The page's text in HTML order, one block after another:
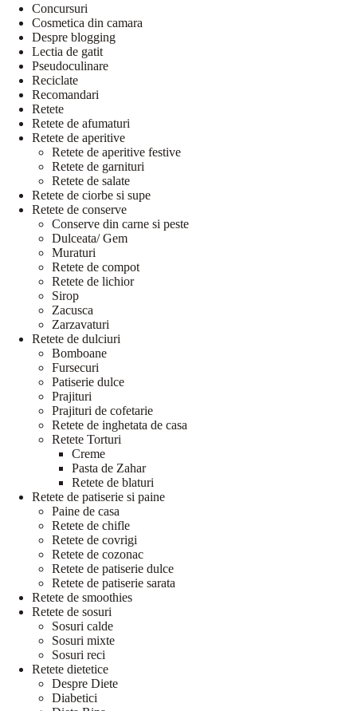
Concursuri
Cosmetica din camara
Despre blogging
Lectia de gatit
Pseudoculinare
Reciclate
Recomandari
Retete
Retete de afumaturi
Retete de aperitive
Retete de aperitive festive
Retete de garnituri
Retete de salate
Retete de ciorbe si supe
Retete de conserve
Conserve din carne si peste
Dulceata/ Gem
Muraturi
Retete de compot
Retete de lichior
Sirop
Zacusca
Zarzavaturi
Retete de dulciuri
Bomboane
Fursecuri
Patiserie dulce
Prajituri
Prajituri de cofetarie
Retete de inghetata de casa
Retete Torturi
Creme
Pasta de Zahar
Retete de blaturi
Retete de patiserie si paine
Paine de casa
Retete de chifle
Retete de covrigi
Retete de cozonac
Retete de patiserie dulce
Retete de patiserie sarata
Retete de smoothies
Retete de sosuri
Sosuri calde
Sosuri mixte
Sosuri reci
Retete dietetice
Despre Diete
Diabetici